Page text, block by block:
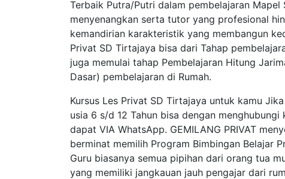
Terbaik Putra/Putri dalam pembelajaran
menyenangkan serta tutor yang profesional
kemandirian karakteristik yang membangun
Privat SD Tirtajaya bisa dari Tahap
juga memulai tahap Pembelajaran Hitung
Dasar) pembelajaran di Rumah.
Kursus Les Privat SD Tirtajaya untuk kamu
usia 6 s/d 12 Tahun bisa dengan
dapat VIA WhatsApp. GEMILANG PRIVAT
berminat memilih Program Bimbingan Belajar
Guru biasanya semua pipihan dari orang tua
yang memiliki jangkauan jauh pengajar dari